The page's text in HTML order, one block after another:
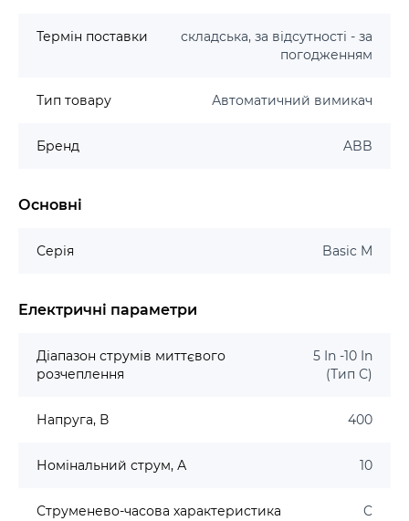
Термін поставки
складська, за відсутності - за
погодженням
Тип товару Автоматичний вимикач
Бренд ABB
Основні
Серія Basic M
Електричні параметри
Діапазон струмів миттєвого
розчеплення
5 In -10 In
(Тип С)
Напруга, В 400
Номінальний струм, А 10
Струменево-часова характеристика C